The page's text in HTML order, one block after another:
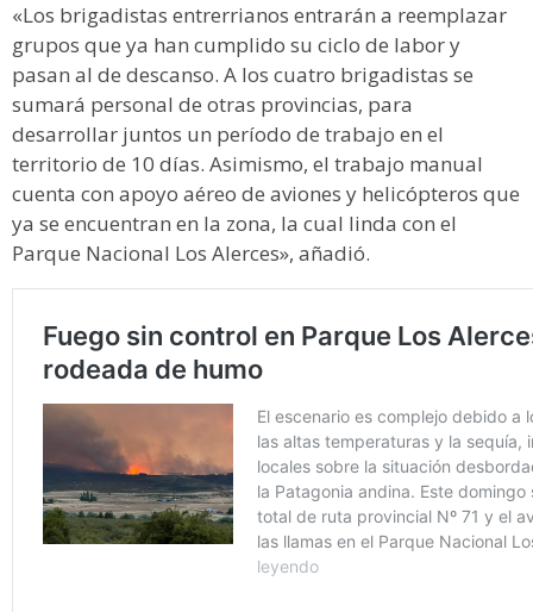
«Los brigadistas entrerrianos entrarán a reemplazar
grupos que ya han cumplido su ciclo de labor y
pasan al de descanso. A los cuatro brigadistas se
sumará personal de otras provincias, para
desarrollar juntos un período de trabajo en el
territorio de 10 días. Asimismo, el trabajo manual
cuenta con apoyo aéreo de aviones y helicópteros que
ya se encuentran en la zona, la cual linda con el
Parque Nacional Los Alerces», añadió.